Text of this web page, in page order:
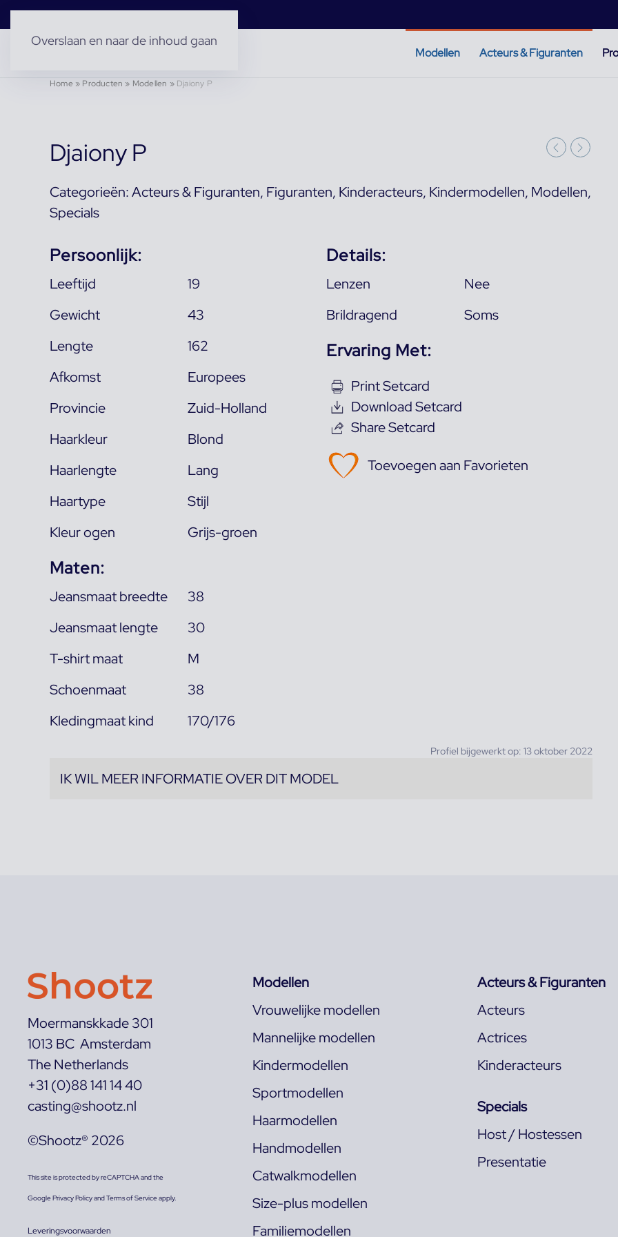
Overslaan en naar de inhoud gaan
Modellen Acteurs & Figuranten
Home» Producten » Modellen » Djaiony P
Djaiony P
Categorieën:Acteurs & Figuranten, Figuranten, Kinderacteurs, Kindermodellen, Modellen,
Specials
Persoonlijk:
Leeftijd
19
Gewicht
43
Lengte
162
Afkomst
Europees
Provincie
Zuid-Holland
Haarkleur
Blond
Haarlengte
Lang
Haartype
Stijl
Kleur ogen
Grijs-groen
Maten:
Jeansmaat breedte
38
Jeansmaat lengte
30
T-shirt maat
M
Schoenmaat
38
Kledingmaat kind
170/176
Details:
Lenzen
Nee
Brildragend
Soms
Ervaring Met:
Print Setcard
Download Setcard
Share Setcard
Toevoegen aan Favorieten
Profiel bijgewerkt op: 13 oktober 2022
IK WIL MEER INFORMATIE OVER DIT MODEL
Moermanskkade 301
1013 BC Amsterdam
The Netherlands
+31 (0)88 141 14 40
casting@shootz.nl
©Shootz® 2026
This site is protected by reCAPTCHA and the
GooglePrivacy PolicyandTerms of Serviceapply.
Leveringsvoorwaarden
Modellen
Vrouwelijke modellen
Mannelijke modellen
Kindermodellen
Sportmodellen
Haarmodellen
Handmodellen
Catwalkmodellen
Size-plus modellen
Familiemodellen
Acteurs & Figuranten
Acteurs
Actrices
Kinderacteurs
Specials
Host / Hostessen
Presentatie